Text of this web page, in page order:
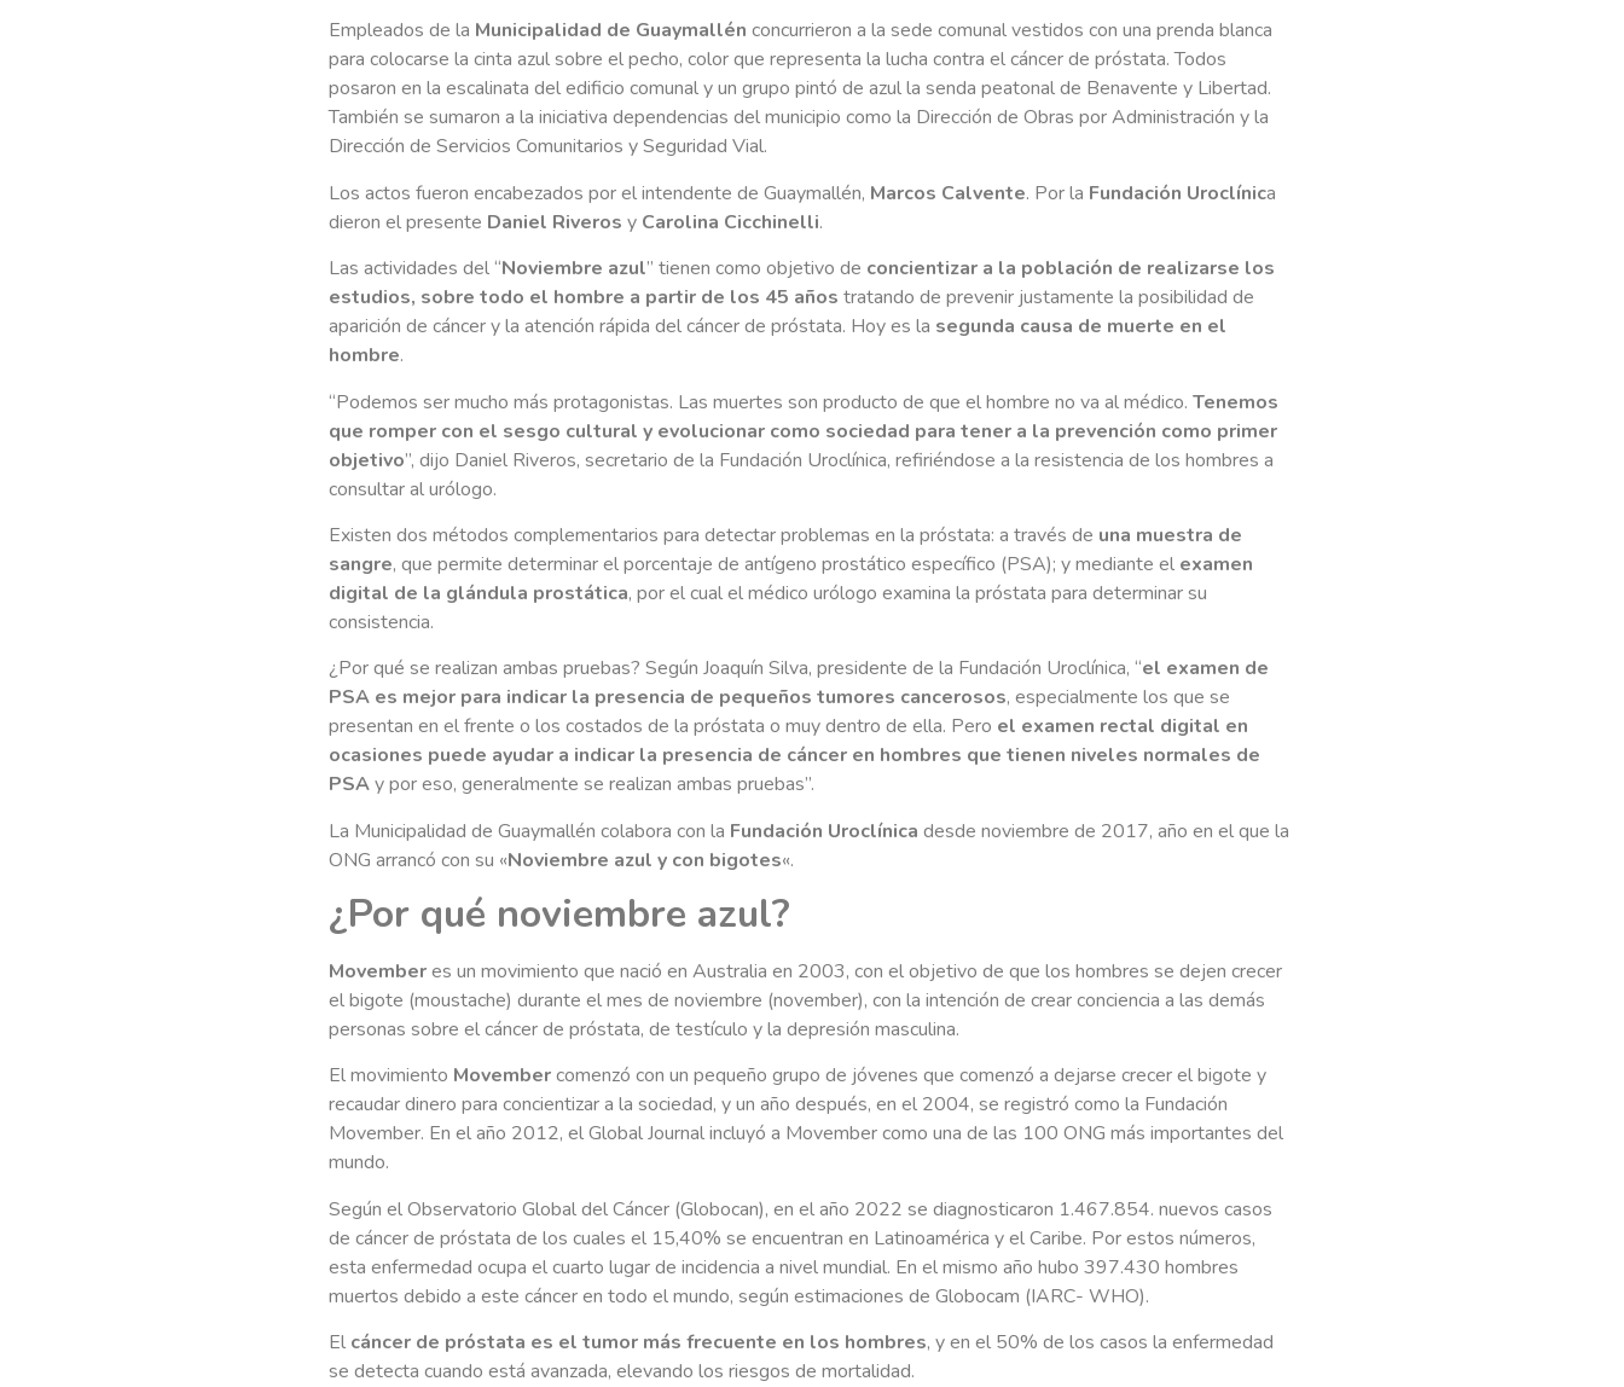
Empleados de la Municipalidad de Guaymallén concurrieron a la sede comunal vestidos con una prenda blanca
para colocarse la cinta azul sobre el pecho, color que representa la lucha contra el cáncer de próstata. Todos
posaron en la escalinata del edificio comunal y un grupo pintó de azul la senda peatonal de Benavente y Libertad.
También se sumaron a la iniciativa dependencias del municipio como la Dirección de Obras por Administración y la
Dirección de Servicios Comunitarios y Seguridad Vial.
Los actos fueron encabezados por el intendente de Guaymallén, Marcos Calvente. Por la Fundación Uroclínica
dieron el presente Daniel Riveros y Carolina Cicchinelli.
Las actividades del “Noviembre azul” tienen como objetivo de concientizar a la población de realizarse los
estudios, sobre todo el hombre a partir de los 45 años tratando de prevenir justamente la posibilidad de
aparición de cáncer y la atención rápida del cáncer de próstata. Hoy es la segunda causa de muerte en el
hombre.
“Podemos ser mucho más protagonistas. Las muertes son producto de que el hombre no va al médico. Tenemos
que romper con el sesgo cultural y evolucionar como sociedad para tener a la prevención como primer
objetivo”, dijo Daniel Riveros, secretario de la Fundación Uroclínica, refiriéndose a la resistencia de los hombres a
consultar al urólogo.
Existen dos métodos complementarios para detectar problemas en la próstata: a través de una muestra de
sangre, que permite determinar el porcentaje de antígeno prostático específico (PSA); y mediante el examen
digital de la glándula prostática, por el cual el médico urólogo examina la próstata para determinar su
consistencia.
¿Por qué se realizan ambas pruebas? Según Joaquín Silva, presidente de la Fundación Uroclínica, “el examen de
PSA es mejor para indicar la presencia de pequeños tumores cancerosos, especialmente los que se
presentan en el frente o los costados de la próstata o muy dentro de ella. Pero el examen rectal digital en
ocasiones puede ayudar a indicar la presencia de cáncer en hombres que tienen niveles normales de
PSAy por eso, generalmente se realizan ambas pruebas”.
La Municipalidad de Guaymallén colabora con la Fundación Uroclínica desde noviembre de 2017, año en el que la
ONG arrancó con su «Noviembre azul y con bigotes«.
¿Por qué noviembre azul?
Movemberes un movimiento que nació en Australia en 2003, con el objetivo de que los hombres se dejen crecer
el bigote (moustache) durante el mes de noviembre (november), con la intención de crear conciencia a las demás
personas sobre el cáncer de próstata, de testículo y la depresión masculina.
El movimiento Movembercomenzó con un pequeño grupo de jóvenes que comenzó a dejarse crecer el bigote y
recaudar dinero para concientizar a la sociedad, y un año después, en el 2004, se registró como la Fundación
Movember. En el año 2012, el Global Journal incluyó a Movember como una de las 100 ONG más importantes del
mundo.
Según el Observatorio Global del Cáncer (Globocan), en el año 2022 se diagnosticaron 1.467.854. nuevos casos
de cáncer de próstata de los cuales el 15,40% se encuentran en Latinoamérica y el Caribe. Por estos números,
esta enfermedad ocupa el cuarto lugar de incidencia a nivel mundial. En el mismo año hubo 397.430 hombres
muertos debido a este cáncer en todo el mundo, según estimaciones de Globocam (IARC- WHO).
El cáncer de próstata es el tumor más frecuente en los hombres, y en el 50% de los casos la enfermedad
se detecta cuando está avanzada, elevando los riesgos de mortalidad.